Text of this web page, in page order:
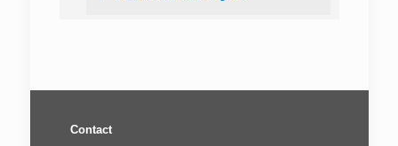
Contact